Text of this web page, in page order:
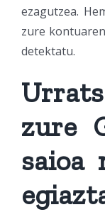
ezagutzea.
zure
detektatu.
zure
saioa